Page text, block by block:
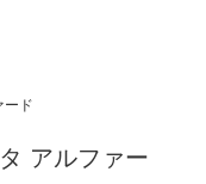
ード
アルファー